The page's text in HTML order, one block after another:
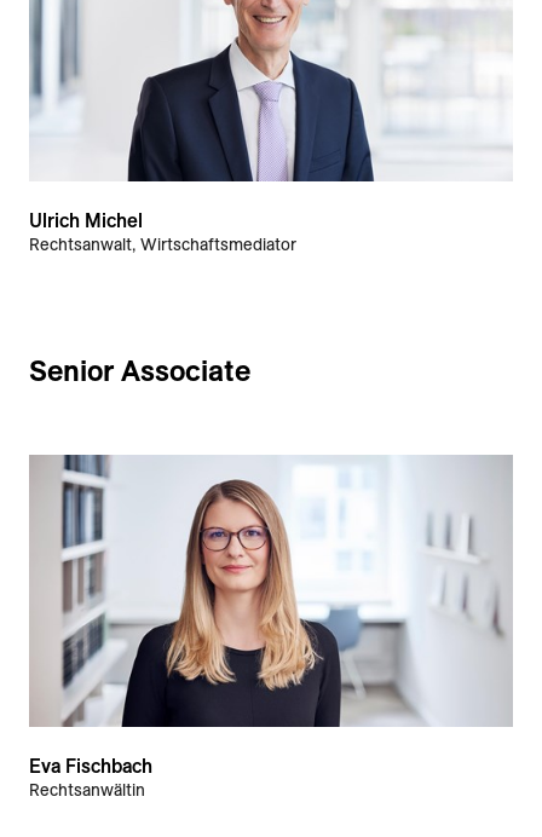
Ulrich Michel
Rechtsanwalt, Wirtschaftsmediator
Senior Associate
Eva Fischbach
Rechtsanwältin